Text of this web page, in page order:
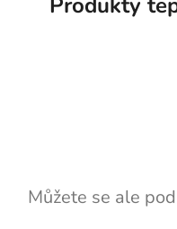
Můžete se ale